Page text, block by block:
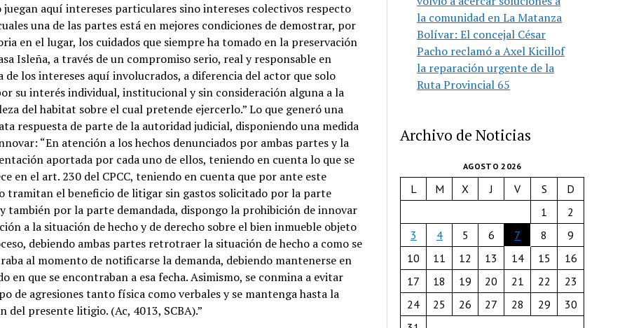
juegan aquí intereses particulares sino intereses colectivos respecto
una de las partes está en mejores condiciones de demostrar, por
en el lugar, los cuidados que siempre ha tomado en la preservación
Isleña, a través de un compromiso serio, real y responsable en
de los intereses aquí involucrados, a diferencia del actor que solo
su interés individual, institucional y sin consideración alguna a la
del habitat sobre el cual pretende ejercerlo.” Lo que generó una
respuesta de parte de la autoridad judicial, disponiendo una medida
“En atención a los hechos denunciados por ambas partes y la
aportada por cada uno de ellos, teniendo en cuenta lo que se
en el art. 230 del CPCC, teniendo en cuenta que por ante este
tramitan el beneficio de litigar sin gastos solicitado por la parte
también por la parte demandada, dispongo la prohibición de innovar
a la situación de hecho y de derecho sobre el bien inmueble objeto
debiendo ambas partes retrotraer la situación de hecho a como se
al momento de notificarse la demanda, debiendo mantenerse en
en que se encontraban a esa fecha. Asimismo, se conmina a evitar
de agresiones tanto física como verbales y se mantenga hasta la
del presente litigio. (Ac, 4013, SCBA).”
la comunidad en La Matanza
Bolívar: El concejal César
Pacho reclamó a Axel Kicillof
la reparación urgente de la
Ruta Provincial 65
Archivo de Noticias
AGOSTO 2026
L M X J V S
D
1
2
3
4 5 6 7 8
9
10
11 12 13 14 15
16
17
18 19 20 21 22
23
24
25 26 27 28 29
30